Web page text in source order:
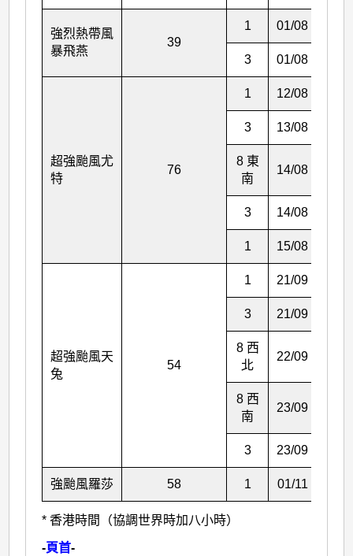
強烈熱帶風
暴飛燕
39
1 01/08
3 01/08
超強颱風尤
特
76
1 12/08
3 13/08
8 東
南
14/08
3 14/08
1 15/08
超強颱風天
兔
54
1 21/09
3 21/09
8 西
北
22/09
8 西
南
23/09
3 23/09
強颱風羅莎 58 1 01/11
* 香港時間（協調世界時加八小時）
-頁首-